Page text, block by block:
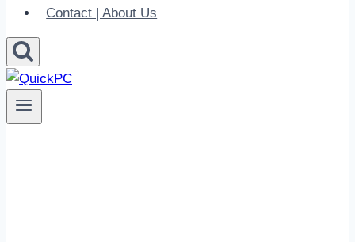
Contact | About Us